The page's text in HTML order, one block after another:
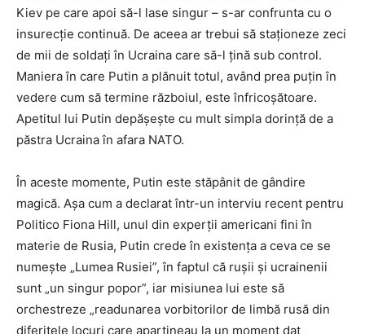
Kiev pe care apoi să-l lase singur – s-ar confrunta cu o
insurecţie continuă. De aceea ar trebui să staţioneze zeci
de mii de soldaţi în Ucraina care să-l ţină sub control.
Maniera în care Putin a plănuit totul, având prea puţin în
vedere cum să termine războiul, este înfricoşătoare.
Apetitul lui Putin depăşeşte cu mult simpla dorinţă de a
păstra Ucraina în afara NATO.
În aceste momente, Putin este stăpânit de gândire
magică. Aşa cum a declarat într-un interviu recent pentru
Politico Fiona Hill, unul din experţii americani fini în
materie de Rusia, Putin crede în existenţa a ceva ce se
numeşte „Lumea Rusiei”, în faptul că ruşii şi ucrainenii
sunt „un singur popor”, iar misiunea lui este să
orchestreze „readunarea vorbitorilor de limbă rusă din
diferitele locuri care aparţineau la un moment dat